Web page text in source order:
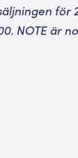
för
NOTE är